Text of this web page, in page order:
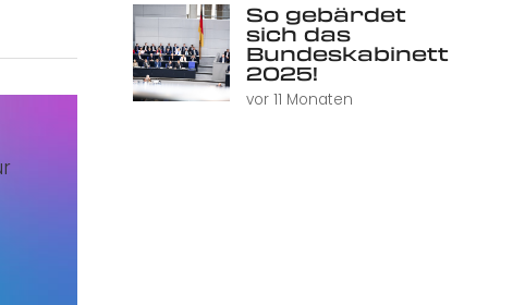
So gebärdet
sich das
Bundeskabinett
2025!
vor 11 Monaten